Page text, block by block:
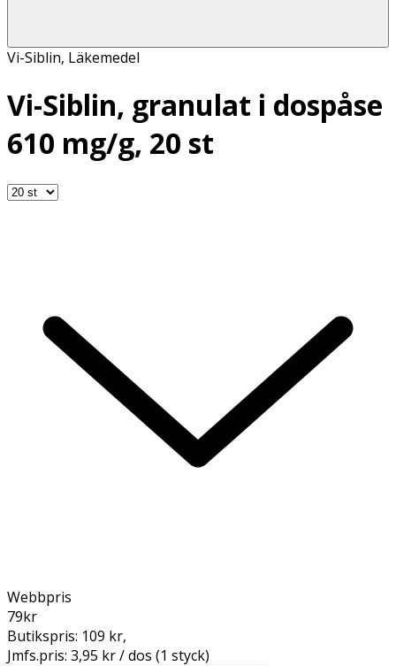
Vi-Siblin, Läkemedel
Vi-Siblin, granulat i dospåse
610 mg/g, 20 st
Webbpris
79kr
Butikspris: 109 kr,
Jmfs.pris: 3,95 kr / dos (1 styck)